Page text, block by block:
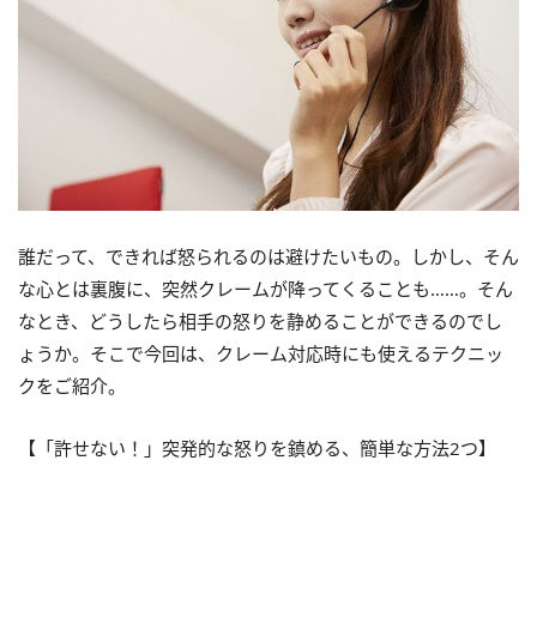
誰だって、できれば怒られるのは避けたいもの。しかし、そん
な心とは裏腹に、突然クレームが降ってくることも……。そん
なとき、どうしたら相手の怒りを静めることができるのでし
ょうか。そこで今回は、クレーム対応時にも使えるテクニッ
クをご紹介。
【「許せない！」突発的な怒りを鎮める、簡単な方法2つ】